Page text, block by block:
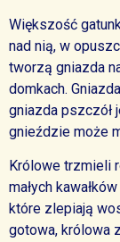
Większość
nad nią, w
tworzą gniazda
domkach.
gniazda pszczół
gnieździe może
Królowe trzmieli
małych
które zlepiają
gotowa, królowa